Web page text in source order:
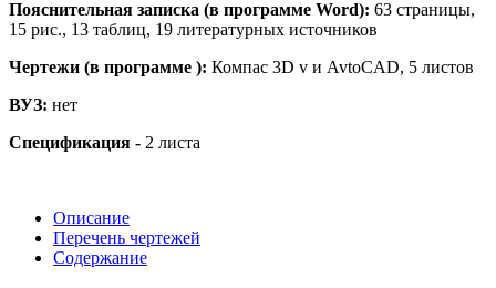
Пояснительная записка (в программе Word): 63 страницы,
15 рис., 13 таблиц, 19 литературных источников
Чертежи (в программе ): Компас 3D v и AvtoCAD, 5 листов
ВУЗ: нет
Спецификация - 2 листа
Описание
Перечень чертежей
Содержание